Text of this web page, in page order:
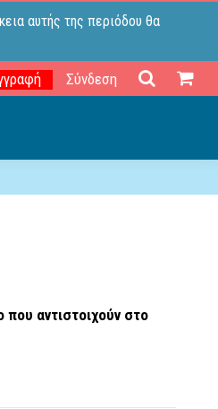
αυτής της περιόδου θα
Σύνδεση
αντιστοιχούν στο